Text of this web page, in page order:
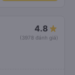
4.8
(3978 đánh giá)